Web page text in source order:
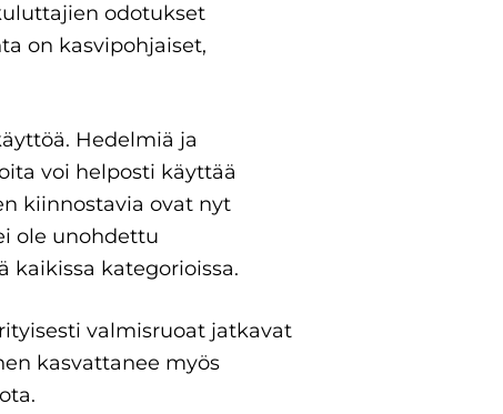
odotukset
on kasvipohjaiset,
Hedelmiä ja
voi helposti käyttää
kiinnostavia ovat nyt
ole unohdettu
kaikissa kategorioissa.
valmisruoat jatkavat
kasvattanee myös